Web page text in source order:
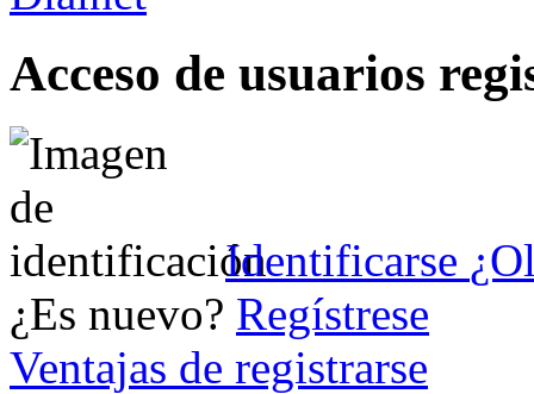
Acceso de usuarios
Identificarse
¿Es nuevo? Regístrese
Ventajas de registrarse